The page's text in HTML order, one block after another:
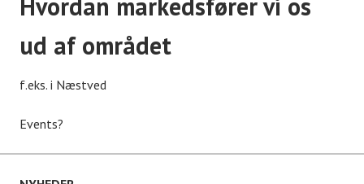
ud af området
f.eks. i Næstved
Events?